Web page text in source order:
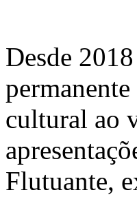
Desde
cultural ao
Flutuante,